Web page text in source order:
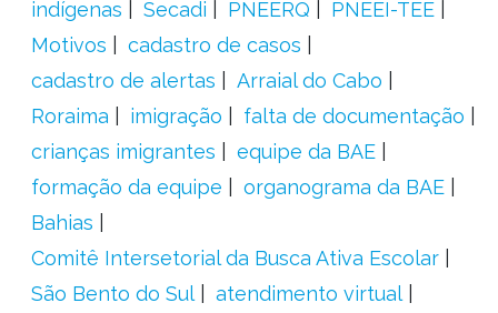
indígenas
Secadi PNEERQ
PNEEI-TEE
Motivos
cadastro de casos
cadastro de alertas
Arraial do Cabo
Roraima
imigração
falta de documentação
crianças imigrantes
equipe da BAE
formação da equipe
organograma da BAE
Bahias
Comitê Intersetorial da Busca Ativa Escolar
São Bento do Sul
atendimento virtual